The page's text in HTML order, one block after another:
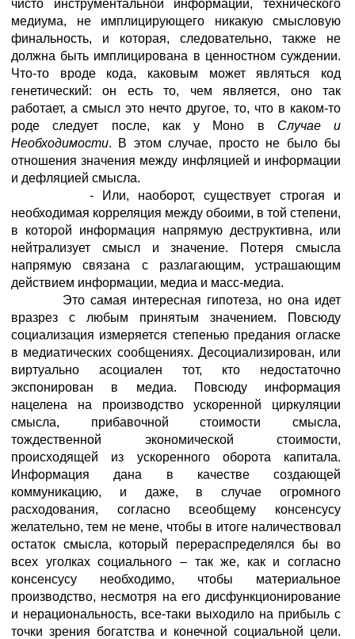
чисто инструментальной информации, технического
медиума, не имплицирующего никакую смысловую
финальность, и которая, следовательно, также не
должна быть имплицирована в ценностном суждении.
Что-то вроде кода, каковым может являться код
генетический: он есть то, чем является, оно так
работает, а смысл это нечто другое, то, что в каком-то
роде следует после, как у Моно в Случае и
Необходимости. В этом случае, просто не было бы
отношения значения между инфляцией и информации
и дефляцией смысла.
- Или, наоборот, существует строгая и
необходимая корреляция между обоими, в той степени,
в которой информация напрямую деструктивна, или
нейтрализует смысл и значение. Потеря смысла
напрямую связана с разлагающим, устрашающим
действием информации, медиа и масс-медиа.
Это самая интересная гипотеза, но она идет
вразрез с любым принятым значением. Повсюду
социализация измеряется степенью предания огласке
в медиатических сообщениях. Десоциализирован, или
виртуально асоциален тот, кто недостаточно
экспонирован в медиа. Повсюду информация
нацелена на производство ускоренной циркуляции
смысла, прибавочной стоимости смысла,
тождественной экономической стоимости,
происходящей из ускоренного оборота капитала.
Информация дана в качестве создающей
коммуникацию, и даже, в случае огромного
расходования, согласно всеобщему консенсусу
желательно, тем не мене, чтобы в итоге наличествовал
остаток смысла, который перераспределялся бы во
всех уголках социального – так же, как и согласно
консенсусу необходимо, чтобы материальное
производство, несмотря на его дисфункционирование
и нерациональность, все-таки выходило на прибыль с
точки зрения богатства и конечной социальной цели.